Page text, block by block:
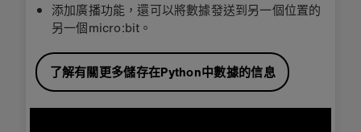
添加廣播功能，還可以將數據發送到另一個位置的
另一個micro:bit。
了解有關更多儲存在Python中數據的信息